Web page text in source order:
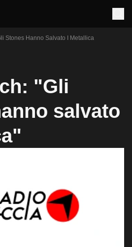
Stones Hanno Salvato I Metallica
"Gli
salvato